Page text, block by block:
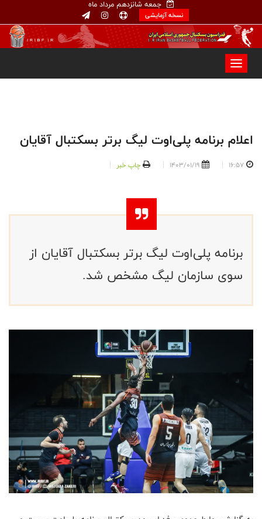
جمعه شانزدهم مرداد ماه
نسخه آزمایشی
اعلام برنامه پلی‌اوت لیگ برتر بسکتبال آقایان
16:57
1403/01/19 چاپ خبر
برنامه پلی‌اوت لیگ برتر بسکتبال آقایان از
سوی سازمان لیگ مشخص شد.